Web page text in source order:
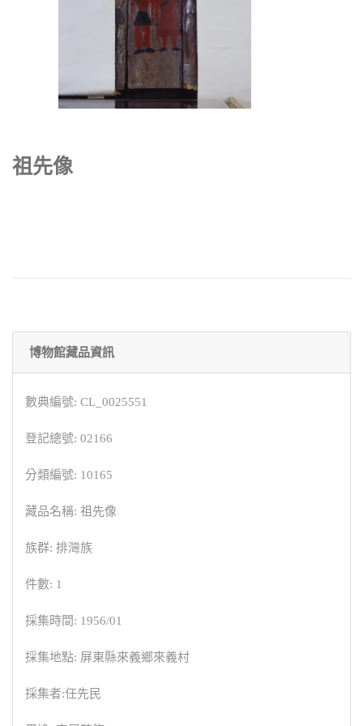
祖先像
博物館藏品資訊
數典編號: CL_0025551
登記總號: 02166
分類編號: 10165
藏品名稱: 祖先像
族群: 排灣族
件數: 1
採集時間: 1956/01
採集地點: 屏東縣來義鄉來義村
採集者:任先民